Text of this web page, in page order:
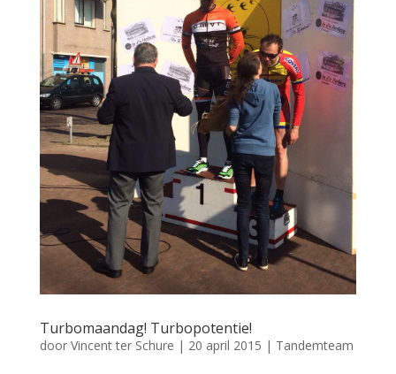
Turbomaandag! Turbopotentie!
door Vincent ter Schure | 20 april 2015 | Tandemteam